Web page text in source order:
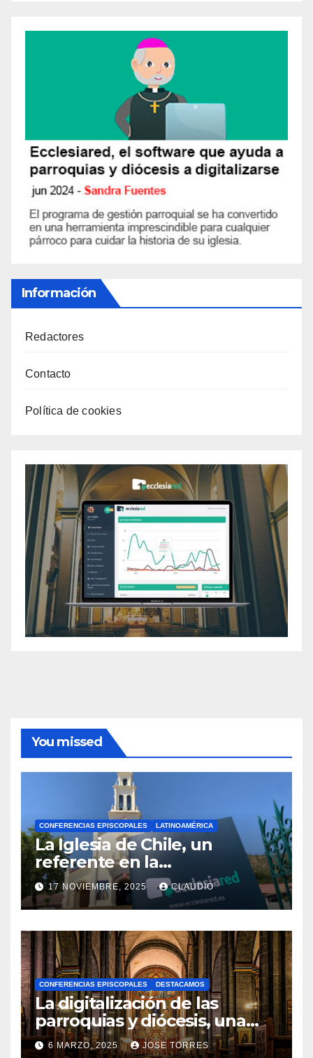
Información
Redactores
Contacto
Política de cookies
You missed
CONFERENCIAS EPISCOPALES LATINOAMÉRICA
La Iglesia de Chile, un
referente en la
transformación digital
gracias a Ecclesiared
17 NOVIEMBRE, 2025 CLAUDIO
H
A
Y
C
O
M
CONFERENCIAS EPISCOPALES DESTACAMOS
La digitalización de las
parroquias y diócesis, una
realidad ya para el futuro de
6 MARZO, 2025 JOSE TORRES